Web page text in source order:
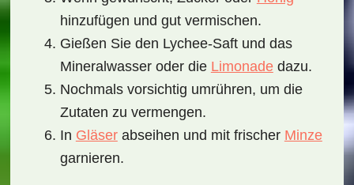
hinzufügen und gut vermischen.
Gießen Sie den Lychee-Saft und das
Mineralwasser oder die Limonadedazu.
Nochmals vorsichtig umrühren, um die
Zutaten zu vermengen.
In Gläserabseihen und mit frischer Minze
garnieren.